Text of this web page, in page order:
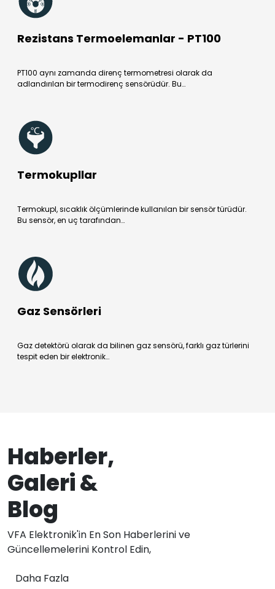
Rezistans Termoelemanlar - PT100
PT100 aynı zamanda direnç termometresi olarak da
adlandırılan bir termodirenç sensörüdür. Bu…
Termokupllar
Termokupl, sıcaklık ölçümlerinde kullanılan bir sensör türüdür.
Bu sensör, en uç tarafından…
Gaz Sensörleri
Gaz detektörü olarak da bilinen gaz sensörü, farklı gaz türlerini
tespit eden bir elektronik…
Haberler,
Galeri &
Blog
VFA Elektronik'in En Son Haberlerini ve
Güncellemelerini Kontrol Edin,
Daha Fazla